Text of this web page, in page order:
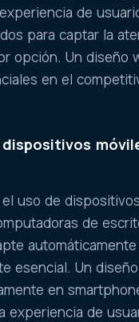
de
para captar la
opción. Un diseño
en el
uso de
de
esencial. Un
en
experiencia de